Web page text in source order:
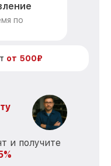
по
от 500₽
и получите